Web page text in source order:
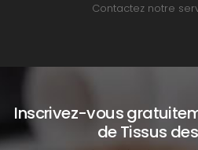
Contactez notre
Inscrivez-vous
de Tissus